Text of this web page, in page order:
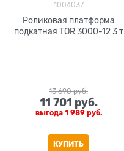
1004037
Роликовая платформа
подкатная TOR 3000-12 3 т
13 690 руб.
11 701 руб.
выгода 1 989 руб.
КУПИТЬ